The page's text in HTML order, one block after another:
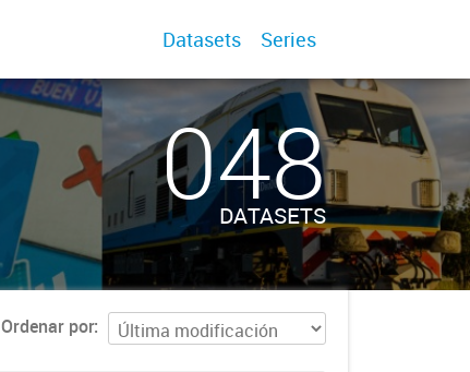
Datasets Series
048
DATASETS
Ordenar por